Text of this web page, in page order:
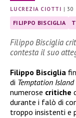
LUCREZIA CIOTTI |30
FILIPPO BISCIGLIA
Filippo Bisciglia
contesta il suo
Filippo Bisciglia
di Temptation
numerose critiche
durante i falò di
troppo insistenti e